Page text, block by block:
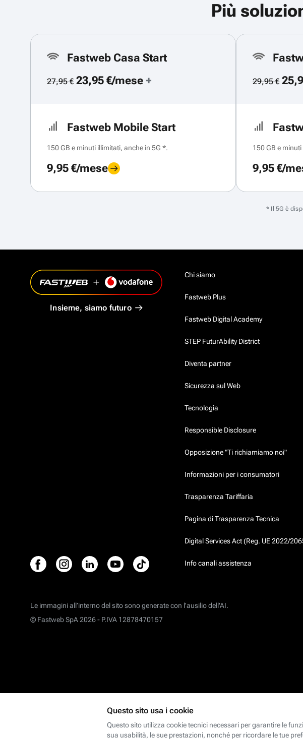
Più
Fastweb Casa Start
27,95 €23,95 €/mese +
Fastweb Mobile Start
150 GB e minuti illimitati, anche in 5G *.
9,95 €/mese
29,95 €
150 GB e
9,95 €/
* Il 5G è
Insieme, siamo futuro
Chi siamo
Fastweb Plus
Fastweb Digital Academy
STEP FuturAbility District
Diventa partner
Sicurezza sul Web
Tecnologia
Responsible Disclosure
Opposizione "Ti richiamiamo noi"
Informazioni per i consumatori
Trasparenza Tariffaria
Pagina di Trasparenza Tecnica
Digital Services Act (Reg. UE 2022/
Info canali assistenza
Le immagini all’interno del sito sono generate con l'ausilio dell'AI.
© Fastweb SpA 2026 - P.IVA 12878470157